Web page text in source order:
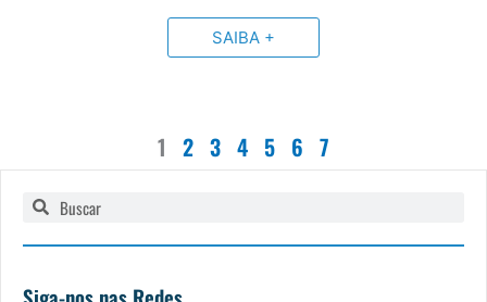
SAIBA +
1 2 3 4 5 6 7
Pesquisar
Pesquisar